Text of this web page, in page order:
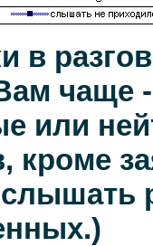
в
чаще
или
кроме